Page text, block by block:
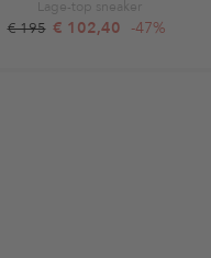
Lage-top sneaker
€ 195 € 102,40 -47%